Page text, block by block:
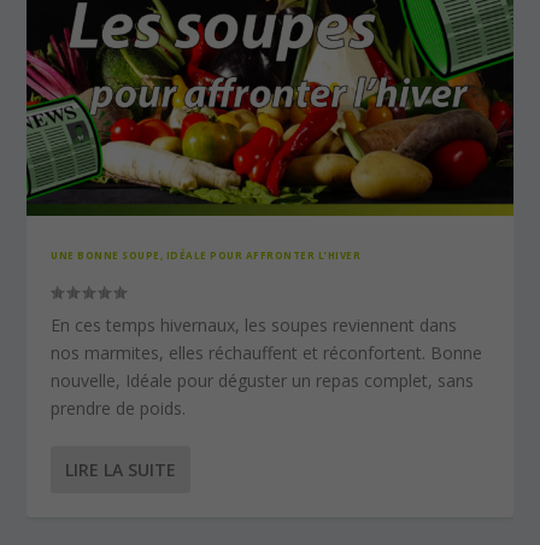
UNE BONNE SOUPE, IDÉALE POUR AFFRONTER L’HIVER
En ces temps hivernaux, les soupes reviennent dans
nos marmites, elles réchauffent et réconfortent. Bonne
nouvelle, Idéale pour déguster un repas complet, sans
prendre de poids.
LIRE LA SUITE